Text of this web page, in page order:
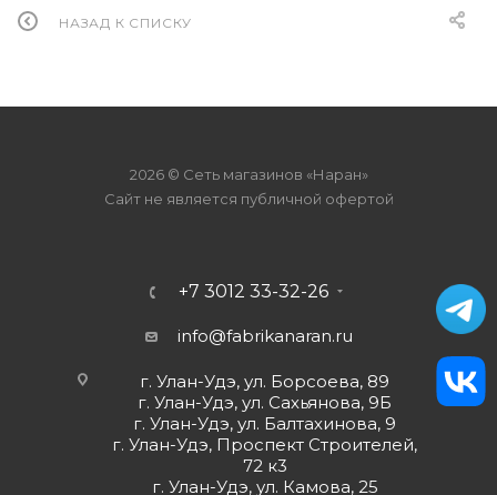
НАЗАД К СПИСКУ
2026 © Сеть магазинов «Наран»
Сайт не является публичной офертой
+7 3012 33-32-26
info@fabrikanaran.ru
г. Улан-Удэ, ул. Борсоева, 89
г. Улан-Удэ, ул. Сахьянова, 9Б
г. Улан-Удэ, ул. Балтахинова, 9
г. Улан-Удэ, Проспект Строителей,
72 к3
г. Улан-Удэ, ул. Камова, 25